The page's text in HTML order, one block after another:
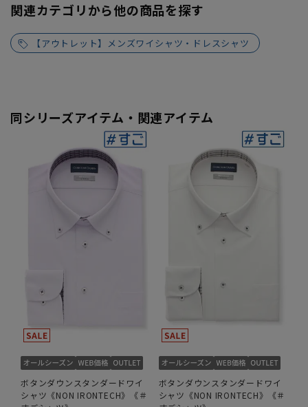
関連カテゴリから他の商品を探す
【アウトレット】メンズワイシャツ・ドレスシャツ
同シリーズアイテム・関連アイテム
ボタンダウンスタンダードワイ
シャツ《NON IRONTECH》《＃
ボタンダウンスタンダードワイ
シャツ《NON IRONTECH》《＃